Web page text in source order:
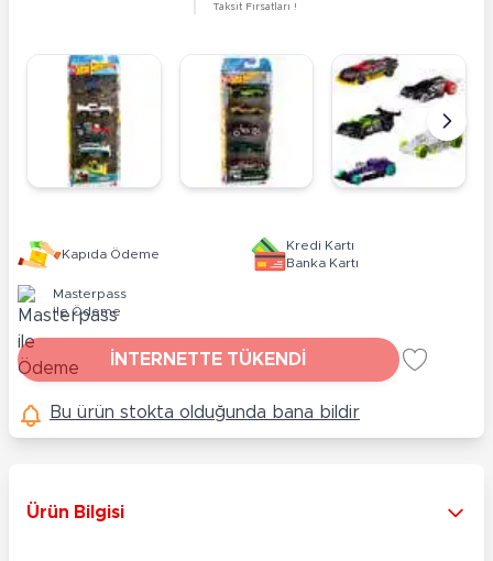
Taksit Fırsatları !
Kapıda Ödeme
Kredi Kartı
Banka Kartı
Masterpass
ile Ödeme
İNTERNETTE TÜKENDİ
Bu ürün stokta olduğunda bana bildir
Ürün Bilgisi